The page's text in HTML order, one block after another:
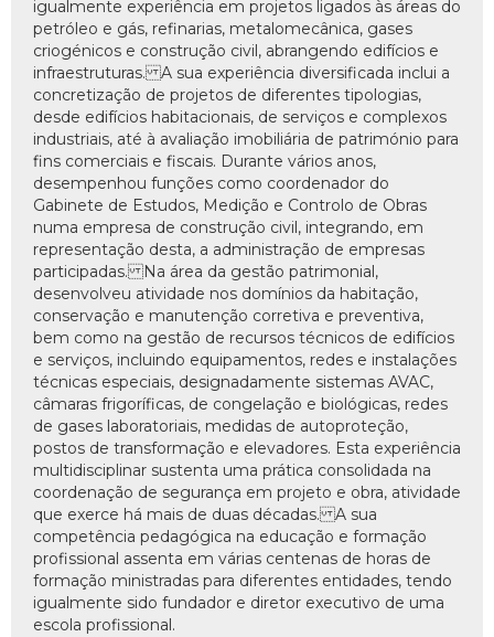
igualmente experiência em projetos ligados às áreas do
petróleo e gás, refinarias, metalomecânica, gases
criogénicos e construção civil, abrangendo edifícios e
infraestruturas. A sua experiência diversificada inclui a
concretização de projetos de diferentes tipologias,
desde edifícios habitacionais, de serviços e complexos
industriais, até à avaliação imobiliária de património para
fins comerciais e fiscais. Durante vários anos,
desempenhou funções como coordenador do
Gabinete de Estudos, Medição e Controlo de Obras
numa empresa de construção civil, integrando, em
representação desta, a administração de empresas
participadas. Na área da gestão patrimonial,
desenvolveu atividade nos domínios da habitação,
conservação e manutenção corretiva e preventiva,
bem como na gestão de recursos técnicos de edifícios
e serviços, incluindo equipamentos, redes e instalações
técnicas especiais, designadamente sistemas AVAC,
câmaras frigoríficas, de congelação e biológicas, redes
de gases laboratoriais, medidas de autoproteção,
postos de transformação e elevadores. Esta experiência
multidisciplinar sustenta uma prática consolidada na
coordenação de segurança em projeto e obra, atividade
que exerce há mais de duas décadas. A sua
competência pedagógica na educação e formação
profissional assenta em várias centenas de horas de
formação ministradas para diferentes entidades, tendo
igualmente sido fundador e diretor executivo de uma
escola profissional.